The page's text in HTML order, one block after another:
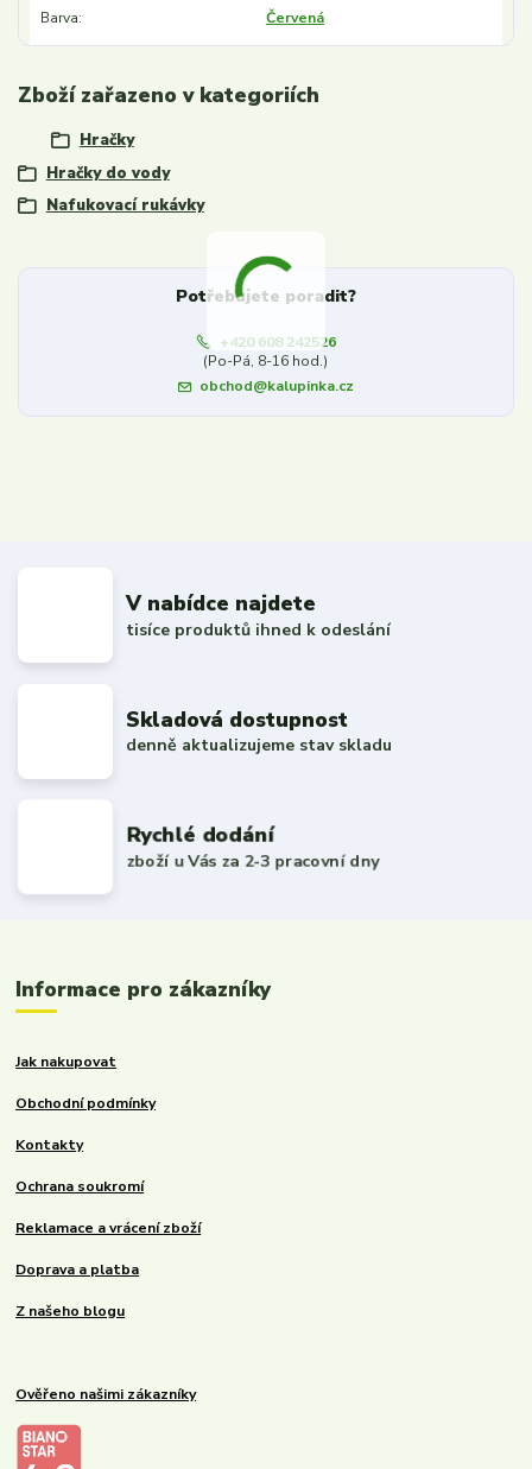
Barva Červená
Zboží zařazeno v kategoriích
Hračky
Hračky do vody
Nafukovací rukávky
Potřebujete poradit?
+420 608 242526
(Po-Pá, 8-16 hod.)
obchod@kalupinka.cz
V nabídce najdete
tisíce produktů ihned k odeslání
Skladová dostupnost
denně aktualizujeme stav skladu
Rychlé dodání
zboží u Vás za 2-3 pracovní dny
Informace pro zákazníky
Jak nakupovat
Obchodní podmínky
Kontakty
Ochrana soukromí
Reklamace a vrácení zboží
Doprava a platba
Z našeho blogu
Ověřeno našimi zákazníky